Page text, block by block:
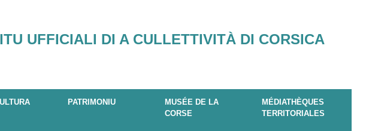
UFFICIALI DI A CULLETTIVITÀ DI CORSICA
PATRIMONIU
MUSÉE DE LA
CORSE
MÉDIATHÈQUES
TERRITORIALES